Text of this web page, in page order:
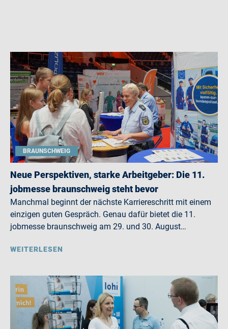
BRAUNSCHWEIG
Neue Perspektiven, starke Arbeitgeber: Die 11.
jobmesse braunschweig steht bevor
Manchmal beginnt der nächste Karriereschritt mit einem
einzigen guten Gespräch. Genau dafür bietet die 11.
jobmesse braunschweig am 29. und 30. August…
WEITERLESEN